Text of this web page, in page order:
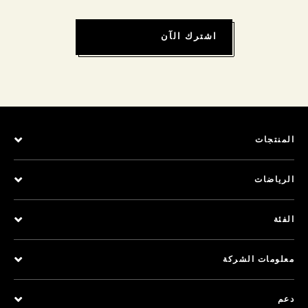
اشترك الآن
المنتجات
الرياضات
الفئة
معلومات الشركة
دعم